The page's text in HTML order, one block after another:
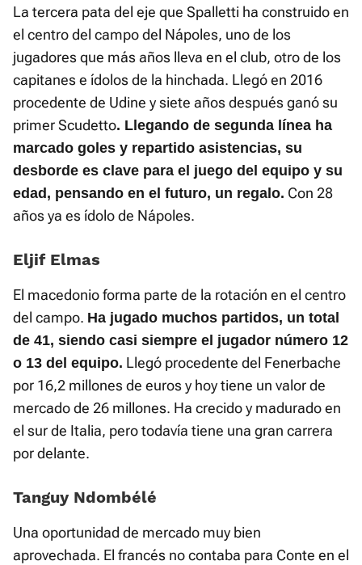
La tercera pata del eje que Spalletti ha construido en
el centro del campo del Nápoles, uno de los
jugadores que más años lleva en el club, otro de los
capitanes e ídolos de la hinchada. Llegó en 2016
procedente de Udine y siete años después ganó su
primer Scudetto. Llegando de segunda línea ha
marcado goles y repartido asistencias, su
desborde es clave para el juego del equipo y su
edad, pensando en el futuro, un regalo. Con 28
años ya es ídolo de Nápoles.
Eljif Elmas
El macedonio forma parte de la rotación en el centro
del campo. Ha jugado muchos partidos, un total
de 41, siendo casi siempre el jugador número 12
o 13 del equipo. Llegó procedente del Fenerbache
por 16,2 millones de euros y hoy tiene un valor de
mercado de 26 millones. Ha crecido y madurado en
el sur de Italia, pero todavía tiene una gran carrera
por delante.
Tanguy Ndombélé
Una oportunidad de mercado muy bien
aprovechada. El francés no contaba para Conte en el